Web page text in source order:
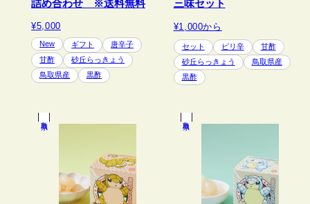
詰め合わせ ※送料無料
¥5,000
New ギフト
唐辛子
甘酢
砂丘らっきょう
鳥取県産
黒酢
三味セット
¥1,000から
セット ピリ辛
甘酢
砂丘らっきょう
鳥取県産
黒酢